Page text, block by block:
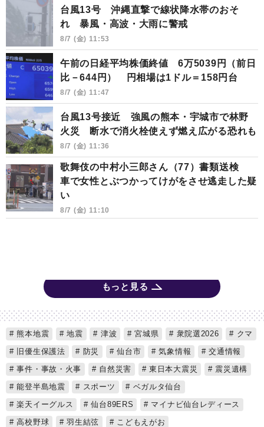
台風13号 沖縄直撃で線状降水帯のおそ
れ 暴風・高波・大雨に警戒
8/7 (金) 11:53
午前の日経平均株価終値 6万5039円（前日
比－644円） 円相場は1ドル＝158円台
8/7 (金) 11:47
台風13号接近 強風の熊本・宇城市で林野
火災 断水で消火栓使えず燃え広がる恐れも
8/7 (金) 11:36
歌舞伎の中村小三郎さん（77）書類送検
車で女性とぶつかってけがをさせ逃走した疑
い
8/7 (金) 11:10
もっと見る
熊本地震 地震 津波 宮城県 衆院選2026
クマ
旧優生保護法
防災 仙台市 気象情報
交通情報
事件・事故・火事
自然災害 東日本大震災
震災遺構
能登半島地震
スポーツ
ベガルタ仙台
楽天イーグルス
仙台89ERS
マイナビ仙台レディース
高校野球
羽生結弦
こどもえがお